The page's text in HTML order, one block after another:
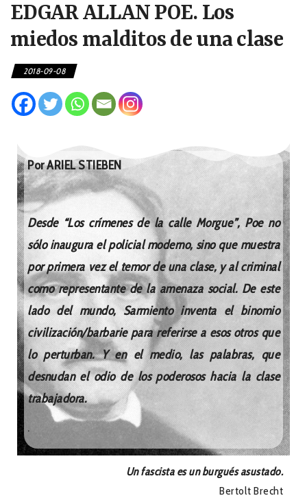
EDGAR ALLAN POE. Los
miedos malditos de una clase
2018-09-08
Por ARIEL STIEBEN
Desde “Los crímenes de la calle Morgue”, Poe no
sólo inaugura el policial moderno, sino que muestra
por primera vez el temor de una clase, y al criminal
como representante de la amenaza social. De este
lado del mundo, Sarmiento inventa el binomio
civilización/barbarie para referirse a esos otros que
lo perturban. Y en el medio, las palabras, que
desnudan el odio de los poderosos hacia la clase
trabajadora.
.
Un fascista es un burgués asustado.
Bertolt Brecht